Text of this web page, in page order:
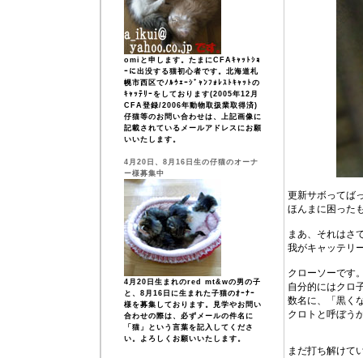
omiと申します。たまにCFAｷｬｯﾄｼｮ
ｰに出没する猫初心者です。北海道札
幌市西区でﾉﾙｳｪｰｼﾞｬﾝﾌｫﾚｽﾄｷｬｯﾄの
ｷｬｯﾃﾘｰをしております(2005年12月
CFA登録/2006年動物取扱業取得済)
仔猫等のお問い合わせは、上記画像に
記載されているメールアドレスにお願
いいたします。
4月20日、8月16日生の仔猫のオーナ
ー様募集中
4月20日生まれのred mt&wの男の子
と、8月16日に生まれた子猫のｵｰﾅｰ
様を募集しております。見学やお問い
合わせの際は、必ずメールの件名に
「猫」という言葉を記入してくださ
い。よろしくお願いいたします。
更新サボってば
ほんまに困った
まあ、それはさ
我がキャッテリ
クローソーです
自分的にはクロ
数名に、「黒く
クロトと呼ぼう
まだ打ち解けて